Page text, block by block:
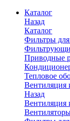
Каталог
Назад
Каталог
Фильтры
Приводные
Тепловое
Вентиляция
Назад
Вентиляция